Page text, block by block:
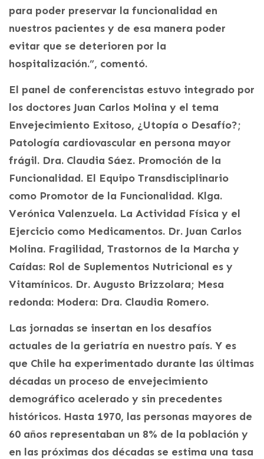
para poder preservar la funcionalidad en
nuestros pacientes y de esa manera poder
evitar que se deterioren por la
hospitalización.”, comentó.
El panel de conferencistas estuvo integrado por
los doctores Juan Carlos Molina y el tema
Envejecimiento Exitoso, ¿Utopía o Desafío?;
Patología cardiovascular en persona mayor
frágil. Dra. Claudia Sáez. Promoción de la
Funcionalidad. El Equipo Transdisciplinario
como Promotor de la Funcionalidad. Klga.
Verónica Valenzuela. La Actividad Física y el
Ejercicio como Medicamentos. Dr. Juan Carlos
Molina. Fragilidad, Trastornos de la Marcha y
Caídas: Rol de Suplementos Nutricional es y
Vitamínicos. Dr. Augusto Brizzolara; Mesa
redonda: Modera: Dra. Claudia Romero.
Las jornadas se insertan en los desafíos
actuales de la geriatría en nuestro país. Y es
que Chile ha experimentado durante las últimas
décadas un proceso de envejecimiento
demográfico acelerado y sin precedentes
históricos. Hasta 1970, las personas mayores de
60 años representaban un 8% de la población y
en las próximas dos décadas se estima una tasa